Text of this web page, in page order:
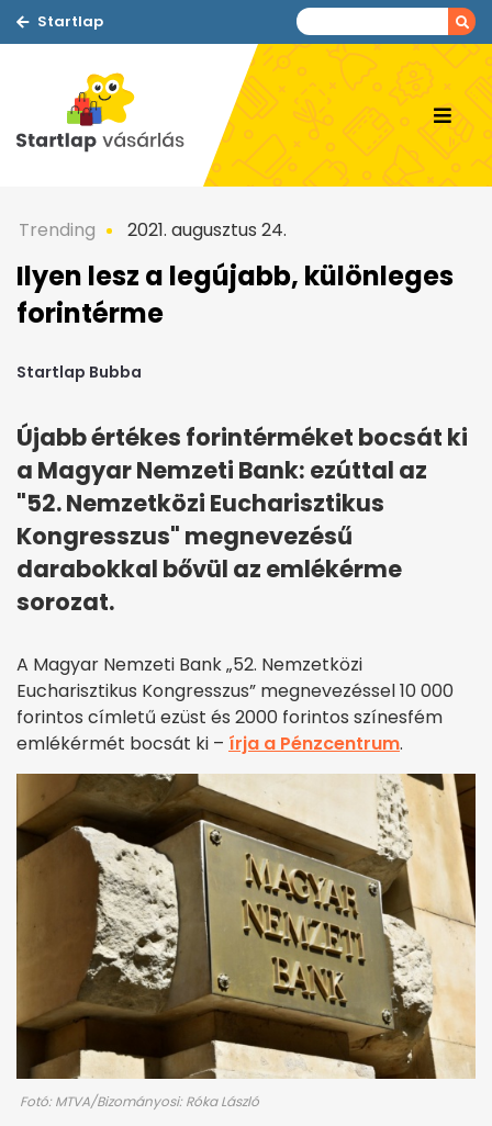
Startlap
Trending 2021. augusztus 24.
Ilyen lesz a legújabb, különleges
forintérme
Startlap Bubba
Újabb értékes forintérméket bocsát ki
a Magyar Nemzeti Bank: ezúttal az
"52. Nemzetközi Eucharisztikus
Kongresszus" megnevezésű
darabokkal bővül az emlékérme
sorozat.
A Magyar Nemzeti Bank „52. Nemzetközi
Eucharisztikus Kongresszus” megnevezéssel 10 000
forintos címletű ezüst és 2000 forintos színesfém
emlékérmét bocsát ki – írja a Pénzcentrum.
Fotó: MTVA/Bizományosi: Róka László